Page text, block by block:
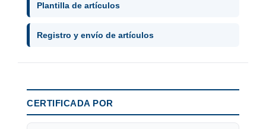
Plantilla de artículos
Registro y envío de artículos
CERTIFICADA POR